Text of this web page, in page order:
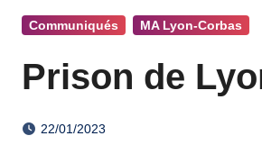
Communiqués MA Lyon-Corbas
Prison de
22/01/2023